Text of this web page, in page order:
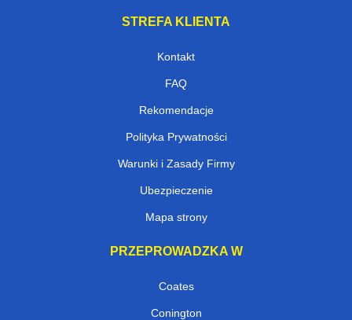
STREFA KLIENTA
Kontakt
FAQ
Rekomendacje
Polityka Prywatności
Warunki i Zasady Firmy
Ubezpieczenie
Mapa strony
PRZEPROWADZKA W
Coates
Conington